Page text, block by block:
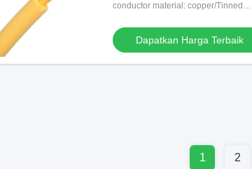
conductor material: copper/Tinned
Dapatkan Harga Terbaik
1 2